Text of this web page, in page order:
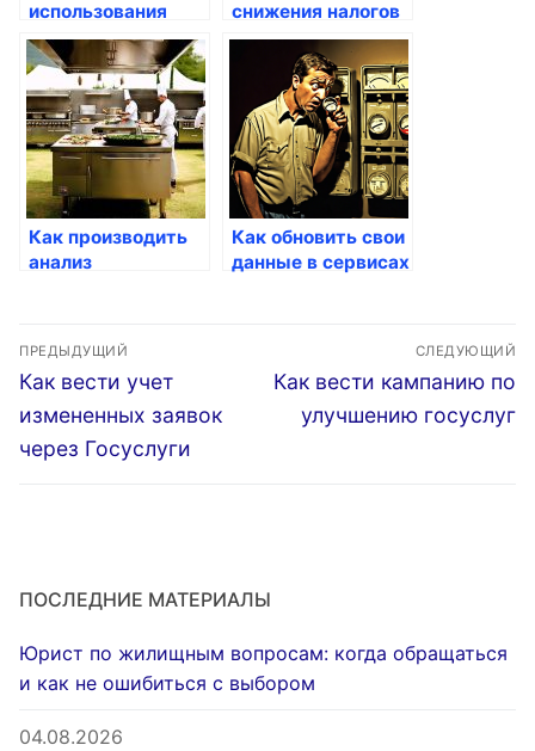
использования
портала Госуслуги
снижения налогов
через госуслуги
Как производить
анализ
Как обновить свои
данные в сервисах
Навигация
по
записям
ПРЕДЫДУЩИЙ
Предыдущая
запись:
Как вести учет
измененных заявок
через Госуслуги
СЛЕДУЮЩИЙ
Следующая
запись:
Как вести кампанию по
улучшению госуслуг
ПОСЛЕДНИЕ МАТЕРИАЛЫ
Юрист по жилищным вопросам: когда обращаться
и как не ошибиться с выбором
04.08.2026